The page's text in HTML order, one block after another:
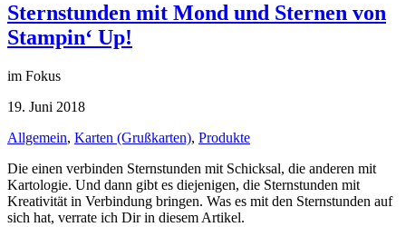
Sternstunden mit Mond und Sternen von
Stampin‘ Up!
im Fokus
19. Juni 2018
Allgemein, Karten (Grußkarten), Produkte
Die einen verbinden Sternstunden mit Schicksal, die anderen mit
Kartologie. Und dann gibt es diejenigen, die Sternstunden mit
Kreativität in Verbindung bringen. Was es mit den Sternstunden auf
sich hat, verrate ich Dir in diesem Artikel.